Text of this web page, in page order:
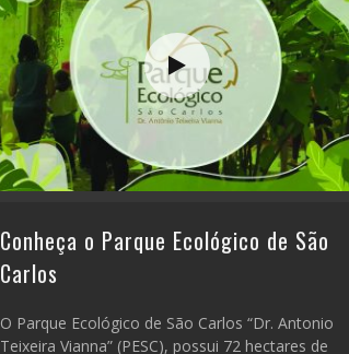
Conheça o Parque Ecológico de São
Carlos
O Parque Ecológico de São Carlos “Dr. Antonio
Teixeira Vianna” (PESC), possui 72 hectares de